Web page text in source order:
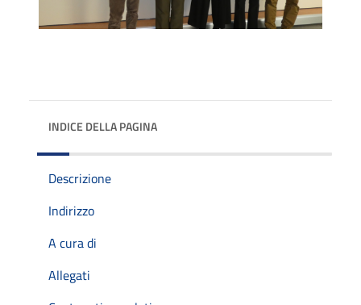
INDICE DELLA PAGINA
Descrizione
Indirizzo
A cura di
Allegati